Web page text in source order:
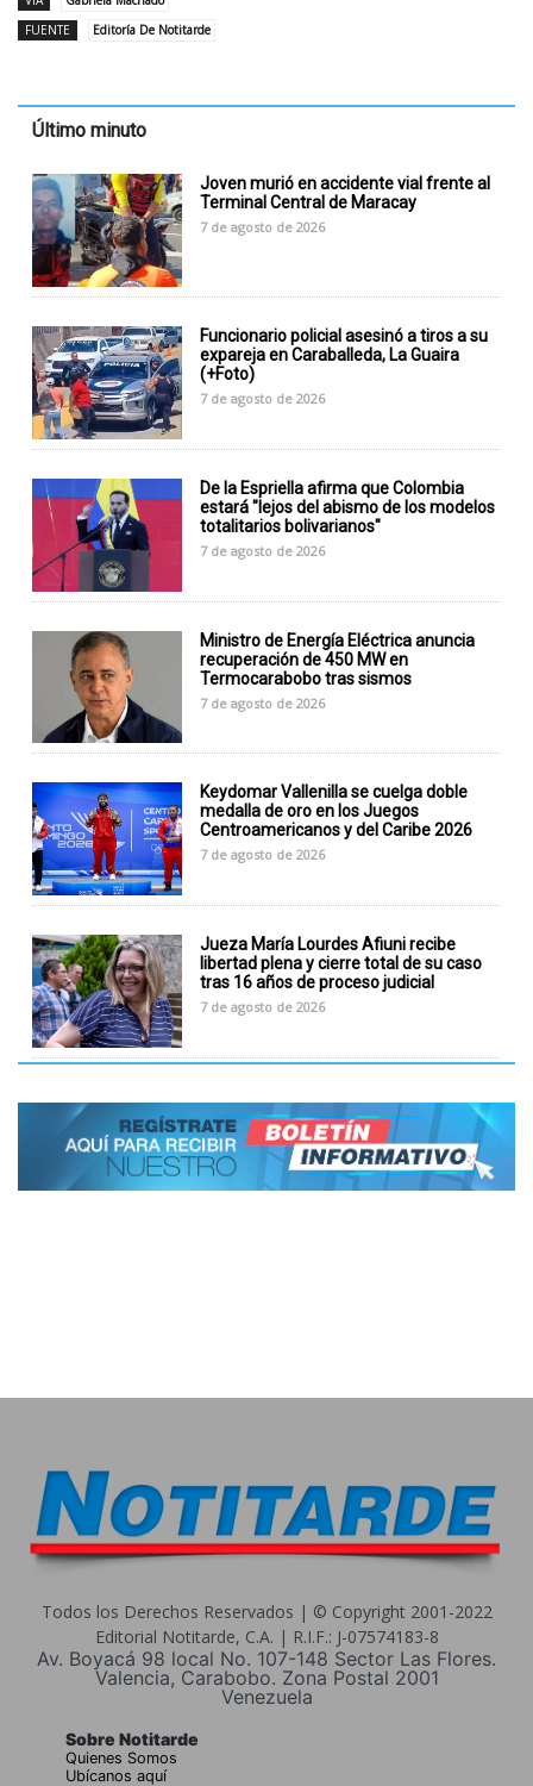
FUENTE
Editoría De Notitarde
Último minuto
Joven murió en accidente vial frente al
Terminal Central de Maracay
7 de agosto de 2026
Funcionario policial asesinó a tiros a su
expareja en Caraballeda, La Guaira
(+Foto)
7 de agosto de 2026
De la Espriella afirma que Colombia
estará "lejos del abismo de los modelos
totalitarios bolivarianos"
7 de agosto de 2026
Ministro de Energía Eléctrica anuncia
recuperación de 450 MW en
Termocarabobo tras sismos
7 de agosto de 2026
Keydomar Vallenilla se cuelga doble
medalla de oro en los Juegos
Centroamericanos y del Caribe 2026
7 de agosto de 2026
Jueza María Lourdes Afiuni recibe
libertad plena y cierre total de su caso
tras 16 años de proceso judicial
7 de agosto de 2026
Todos los Derechos Reservados | © Copyright 2001-2022
Editorial Notitarde, C.A. | R.I.F.: J-07574183-8
Av. Boyacá 98 local No. 107-148 Sector Las Flores.
Valencia, Carabobo. Zona Postal 2001
Venezuela
Sobre Notitarde
Quienes Somos
Ubícanos aquí